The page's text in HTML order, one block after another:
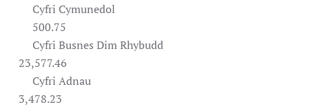
Cyfri Cymunedol
500.75
Cyfri Busnes Dim Rhybudd
23,577.46
Cyfri Adnau
3,478.23